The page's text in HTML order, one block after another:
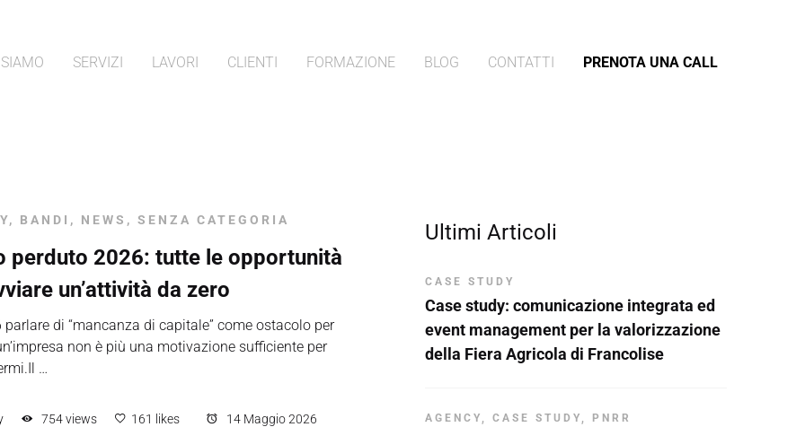
SERVIZI LAVORI CLIENTI FORMAZIONE BLOG CONTATTI PRENOTA UNA CALL
, BANDI , NEWS , SENZA CATEGORIA
perduto 2026: tutte le opportunità
un’attività da zero
parlare di “mancanza di capitale” come ostacolo per
non è più una motivazione sufficiente per
…
754 views 161 likes 14 Maggio 2026
Ultimi Articoli
CASE STUDY
Case study: comunicazione integrata ed
event management per la valorizzazione
della Fiera Agricola di Francolise
AGENCY , CASE STUDY , PNRR